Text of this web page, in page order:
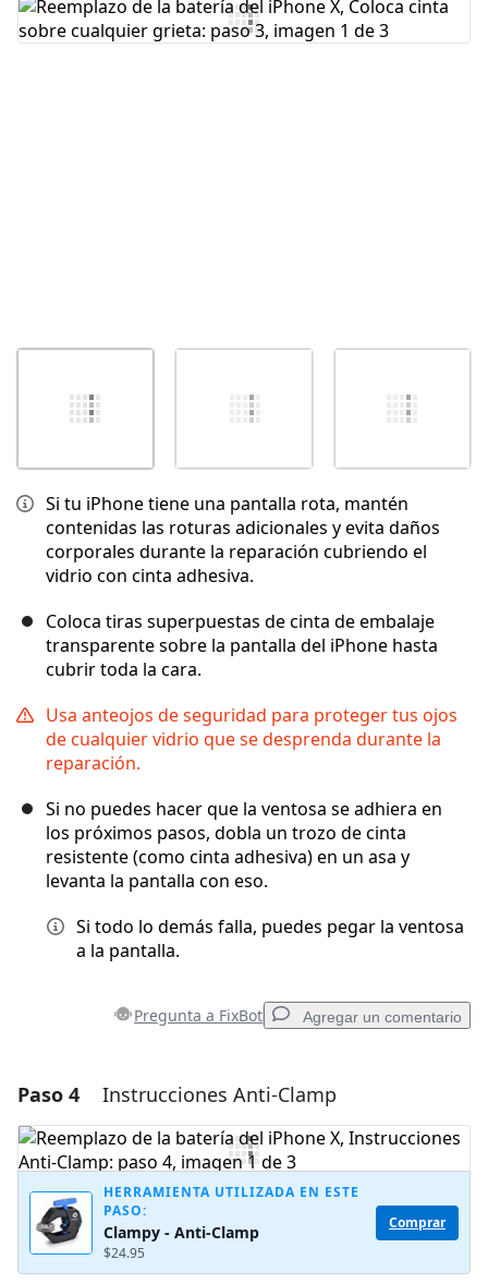
Agregar Comentario
Si tu iPhone tiene una pantalla rota, mantén
contenidas las roturas adicionales y evita daños
corporales durante la reparación cubriendo el
vidrio con cinta adhesiva.
Coloca tiras superpuestas de cinta de embalaje
transparente sobre la pantalla del iPhone hasta
cubrir toda la cara.
Usa anteojos de seguridad para proteger tus ojos
de cualquier vidrio que se desprenda durante la
reparación.
Si no puedes hacer que la ventosa se adhiera en
los próximos pasos, dobla un trozo de cinta
resistente (como cinta adhesiva) en un asa y
levanta la pantalla con eso.
Si todo lo demás falla, puedes pegar la ventosa
a la pantalla.
Pregunta a FixBot Agregar un comentario
Agregar un comentario
Agregar Comentario
Cancelar Publicar comentario
Paso 4 Instrucciones Anti-Clamp
HERRAMIENTA UTILIZADA EN ESTE
PASO:
Clampy - Anti-Clamp
$24.95
Comprar